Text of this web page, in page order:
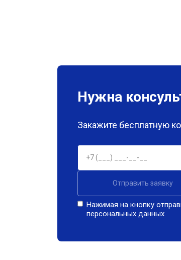
Нужна
Закажите бесплатную
Отправить заявку
Нажимая на кнопку
персональных данных.